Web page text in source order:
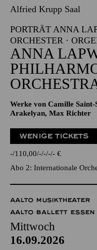
Alfried Krupp Saal
PORTRÄT ANNA
RCHESTER · ORGEL
ANNA
Werke von Camille
Arakelyan, Max Richter
WENIGE TICKETS
- 110,00 - - - - €
Abo 2: Internationale
AALTO MUSIKTHEATER
AALTO BALLETT ESSEN
Mittwoch
16.09.2026